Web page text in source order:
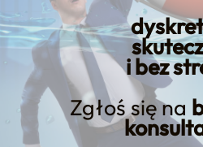
i bez
Zgłoś się na
KREDYT123.PL – OFERTA
Kredyt 123
Jeśli rozważasz kredyt
potrzebujesz